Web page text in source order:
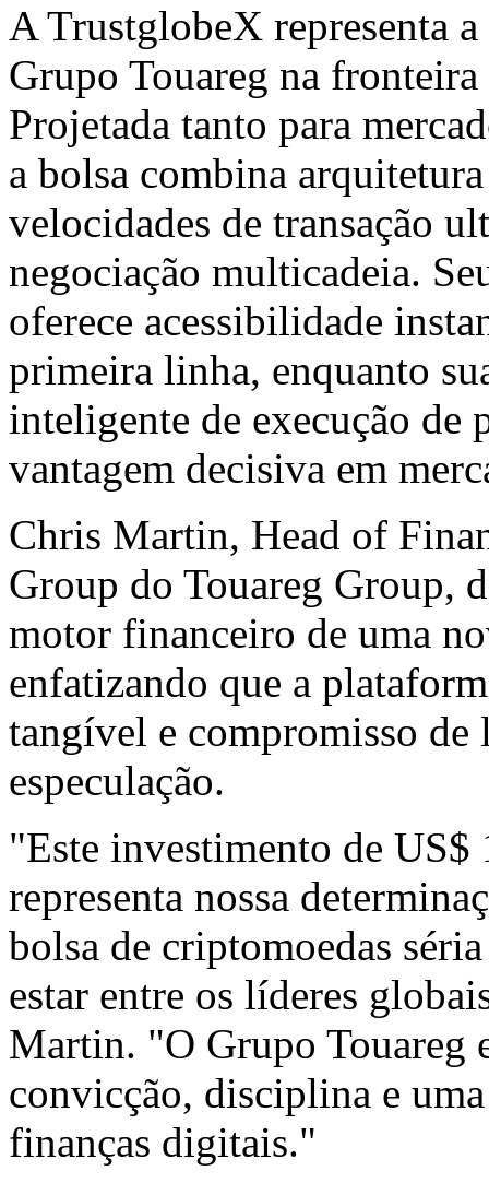
A TrustglobeX representa
Grupo Touareg na
Projetada tanto para
a bolsa combina
velocidades de transação
negociação multicadeia.
oferece acessibilidade
primeira linha, enquanto
inteligente de execução de
vantagem decisiva em
Chris Martin, Head of
Group do Touareg Group,
motor financeiro de uma
enfatizando que a
tangível e compromisso de
especulação.
"Este investimento de US$
representa nossa
bolsa de criptomoedas
estar entre os líderes
Martin. "O Grupo Touareg
convicção, disciplina e
finanças digitais."